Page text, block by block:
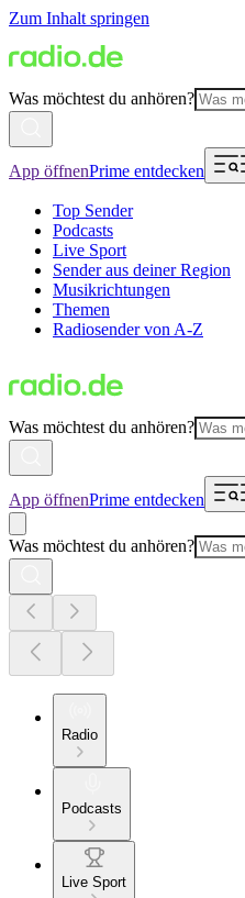
Zum Inhalt springen
Was möchtest du anhören?
App öffnenPrime entdecken
Top Sender
Podcasts
Live Sport
Sender aus deiner Region
Musikrichtungen
Themen
Radiosender von A-Z
Was möchtest du anhören?
App öffnenPrime entdecken
Was möchtest du anhören?
Radio
Podcasts
Live Sport